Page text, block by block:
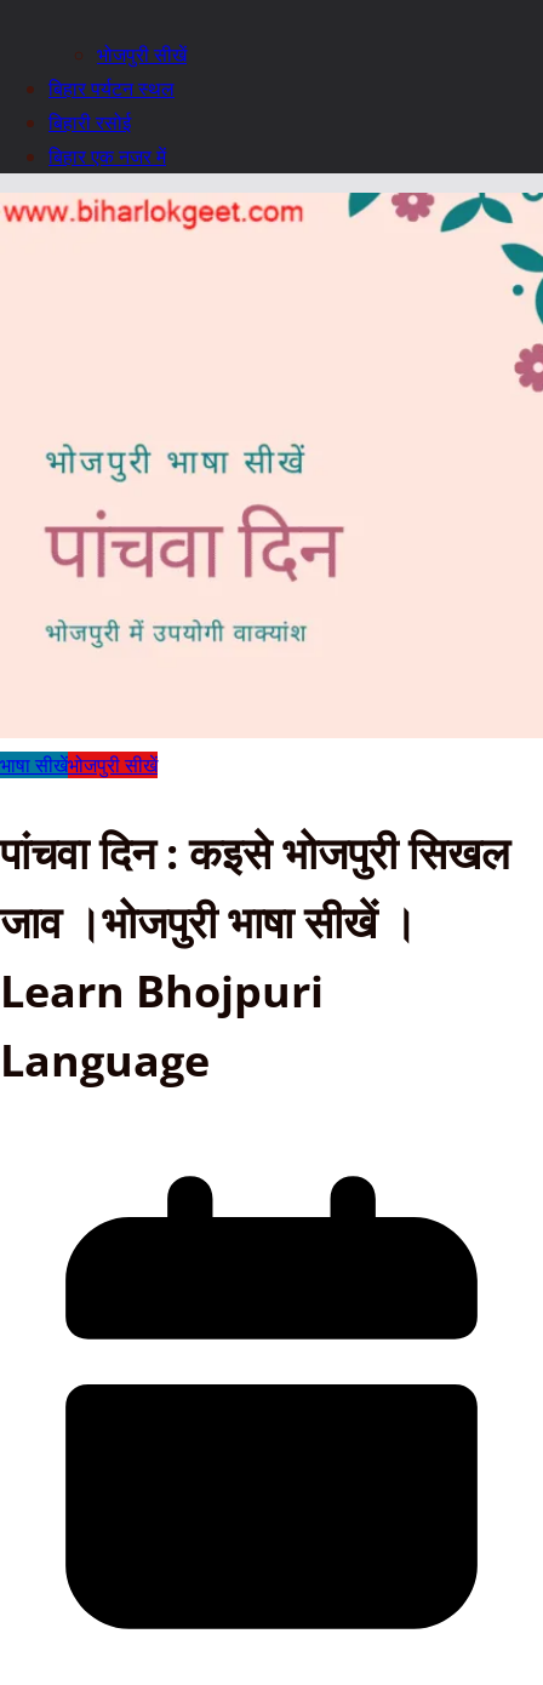
भोजपुरी सीखें
बिहार पर्यटन स्थल
बिहारी रसोई
बिहार एक नजर में
भाषा सीखेंभोजपुरी सीखें
पांचवा दिन : कइसे भोजपुरी सिखल
जाव ।भोजपुरी भाषा सीखें ।
Learn Bhojpuri
Language